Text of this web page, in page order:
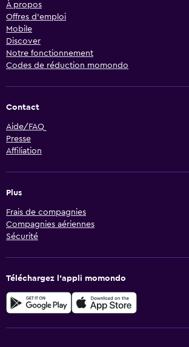
À propos
Offres d’emploi
Mobile
Discover
Notre fonctionnement
Codes de réduction momondo
Contact
Aide/FAQ
Presse
Affiliation
Plus
Frais de compagnies
Compagnies aériennes
Sécurité
Téléchargez l’appli momondo